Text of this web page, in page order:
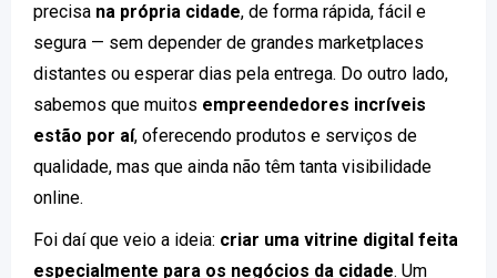
precisa na própria cidade, de forma rápida, fácil e
segura — sem depender de grandes marketplaces
distantes ou esperar dias pela entrega. Do outro lado,
sabemos que muitos empreendedores incríveis
estão por aí, oferecendo produtos e serviços de
qualidade, mas que ainda não têm tanta visibilidade
online.
Foi daí que veio a ideia: criar uma vitrine digital feita
especialmente para os negócios da cidade. Um